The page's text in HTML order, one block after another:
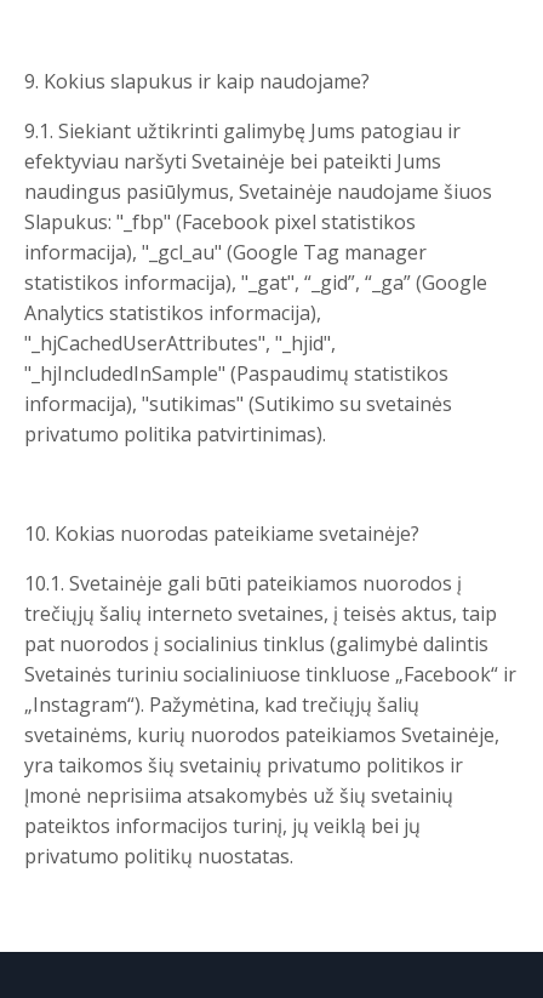
9. Kokius slapukus ir kaip naudojame?
9.1. Siekiant užtikrinti galimybę Jums patogiau ir
efektyviau naršyti Svetainėje bei pateikti Jums
naudingus pasiūlymus, Svetainėje naudojame šiuos
Slapukus: "_fbp" (Facebook pixel statistikos
informacija), "_gcl_au" (Google Tag manager
statistikos informacija), "_gat", “_gid”, “_ga” (Google
Analytics statistikos informacija),
"_hjCachedUserAttributes", "_hjid",
"_hjIncludedInSample" (Paspaudimų statistikos
informacija), "sutikimas" (Sutikimo su svetainės
privatumo politika patvirtinimas).
10. Kokias nuorodas pateikiame svetainėje?
10.1. Svetainėje gali būti pateikiamos nuorodos į
trečiųjų šalių interneto svetaines, į teisės aktus, taip
pat nuorodos į socialinius tinklus (galimybė dalintis
Svetainės turiniu socialiniuose tinkluose „Facebook“ ir
„Instagram“). Pažymėtina, kad trečiųjų šalių
svetainėms, kurių nuorodos pateikiamos Svetainėje,
yra taikomos šių svetainių privatumo politikos ir
Įmonė neprisiima atsakomybės už šių svetainių
pateiktos informacijos turinį, jų veiklą bei jų
privatumo politikų nuostatas.